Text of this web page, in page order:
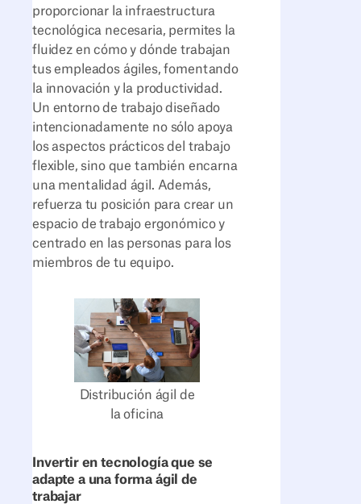
proporcionar la infraestructura
tecnológica necesaria, permites la
fluidez en cómo y dónde trabajan
tus empleados ágiles, fomentando
la innovación y la productividad.
Un entorno de trabajo diseñado
intencionadamente no sólo apoya
los aspectos prácticos del trabajo
flexible, sino que también encarna
una mentalidad ágil. Además,
refuerza tu posición para crear un
espacio de trabajo ergonómico y
centrado en las personas para los
miembros de tu equipo.
Distribución ágil de
la oficina
Invertir en tecnología que se
adapte a una forma ágil de
trabajar